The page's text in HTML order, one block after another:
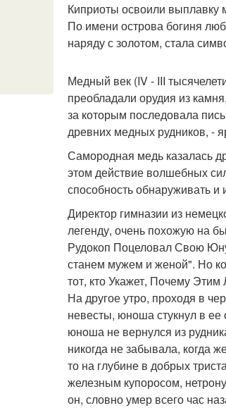
Киприоты освоили выплавку
По имени острова богиня
наряду с золотом, стала
Медный век (IV - III
преобладали орудия из
за которым последовала
древних медных рудников, -
Самородная медь казалась
этом действие волшебных
способность обнаруживать и
Директор гимназии из
легенду, очень похожую на
Рудокоп Поцеловал Свою
станем мужем и женой". Но
тот, кто Укажет, Почему
На другое утро, проходя в
невесты, юноша стукнул в ее
юноша не вернулся из
никогда не забывала, когда
то на глубине в добрых
железным купоросом,
он, словно умер всего час